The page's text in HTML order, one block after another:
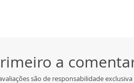
a
são de responsabilidade